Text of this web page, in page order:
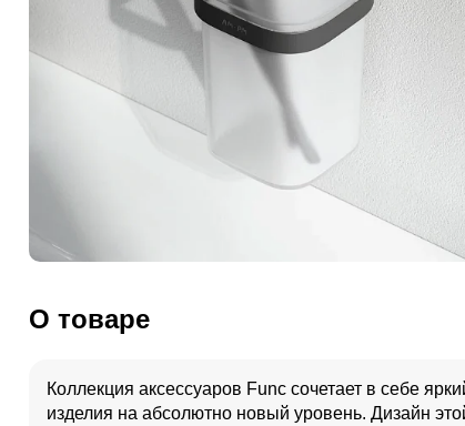
О товаре
Коллекция аксессуаров Func сочетает в себе
изделия на абсолютно новый уровень. Дизайн